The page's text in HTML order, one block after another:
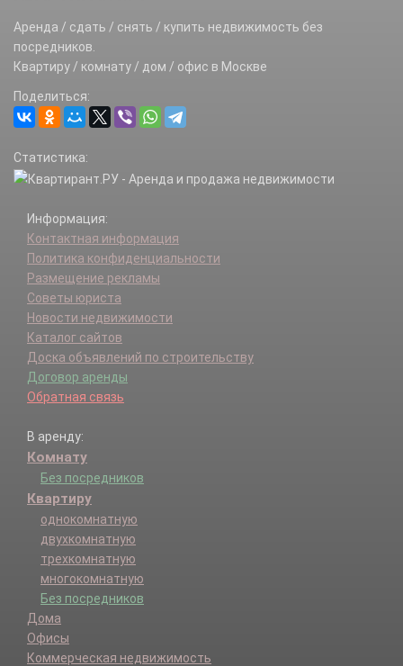
Аренда / сдать / снять / купить недвижимость без
посредников.
Квартиру / комнату / дом / офис в Москве
Поделиться:
Статистика:
Информация:
Контактная информация
Политика конфиденциальности
Размещение рекламы
Советы юриста
Новости недвижимости
Каталог сайтов
Доска объявлений по строительству
Договор аренды
Обратная связь
В аренду:
Комнату
Без посредников
Квартиру
однокомнатную
двухкомнатную
трехкомнатную
многокомнатную
Без посредников
Дома
Офисы
Коммерческая недвижимость